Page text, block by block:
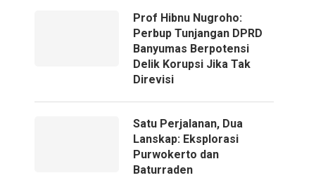
Prof Hibnu Nugroho:
Perbup Tunjangan DPRD
Banyumas Berpotensi
Delik Korupsi Jika Tak
Direvisi
Satu Perjalanan, Dua
Lanskap: Eksplorasi
Purwokerto dan
Baturraden